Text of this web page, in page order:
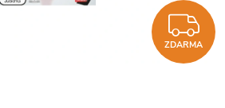
ZDARMA